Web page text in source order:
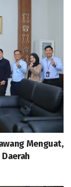
Menguat,